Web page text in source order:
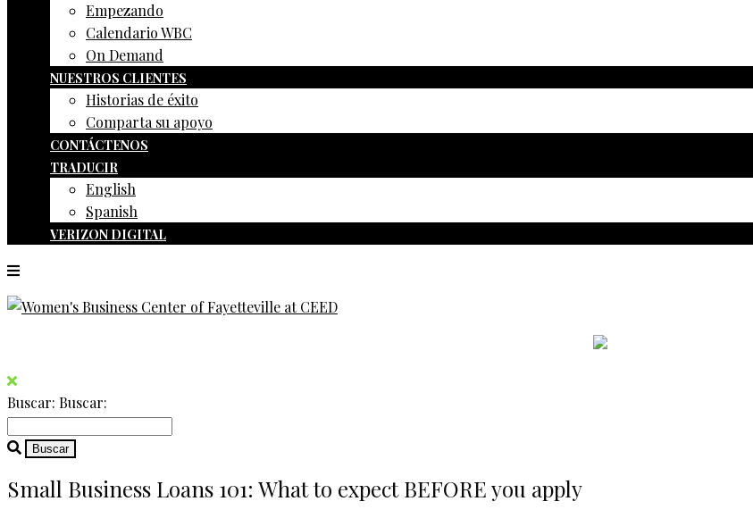
Empezando
Calendario WBC
On Demand
NUESTROS CLIENTES
Historias de éxito
Comparta su apoyo
CONTÁCTENOS
TRADUCIR
English
Spanish
VERIZON DIGITAL
Buscar: Buscar:
Small Business Loans 101: What to expect BEFORE you apply